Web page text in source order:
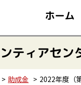
ホーム
ティアセン
助成金 2022年度（